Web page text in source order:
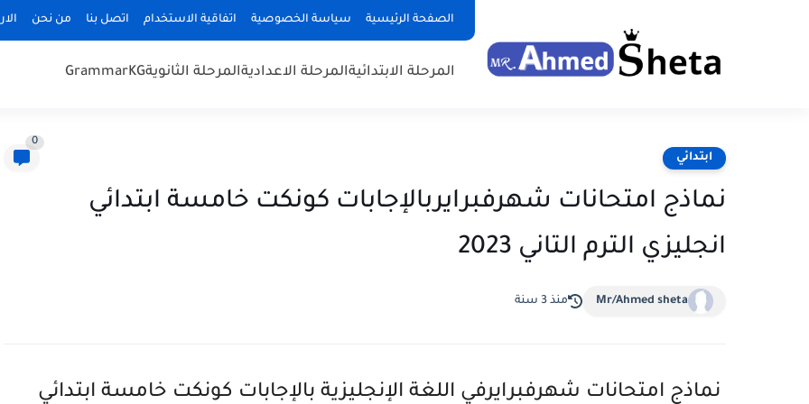
الصفحة الرئيسية سياسة الخصوصية اتفاقية الاستخدام اتصل بنا من نحن
المرحلة الابتدائيةالمرحلة الاعداديةالمرحلة الثانويةKG
Grammar
ابتدائي
0
نماذج امتحانات شهرفبرايربالإجابات كونكت خامسة ابتدائي
انجليزي الترم التاني 2023
Mr/Ahmed sheta منذ 3 سنة
نماذج امتحانات شهرفبرايرفي اللغة الإنجليزية بالإجابات كونكت خامسة ابتدائي